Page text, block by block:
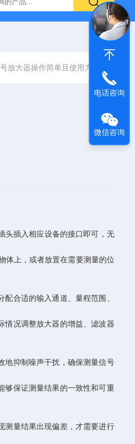
BNC AD001ICP型大冲击加
放大器操作简单且使用方便
插入相应设备的接口即可，无
体上，或者放置在需要测量的位
合适的输入通道、量程范围、
况调整放大器的增益、滤波器
抑制噪声干扰，确保测量信号
保证测量结果的一致性和可重
量结果出现偏差，才需要进行
电话咨询
微信咨询